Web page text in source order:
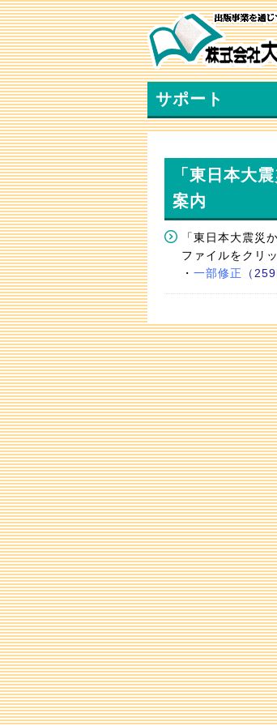
サポート
「東日本大
案内
「東日本大震災
ファイルをクリ
・ 一部修正 （